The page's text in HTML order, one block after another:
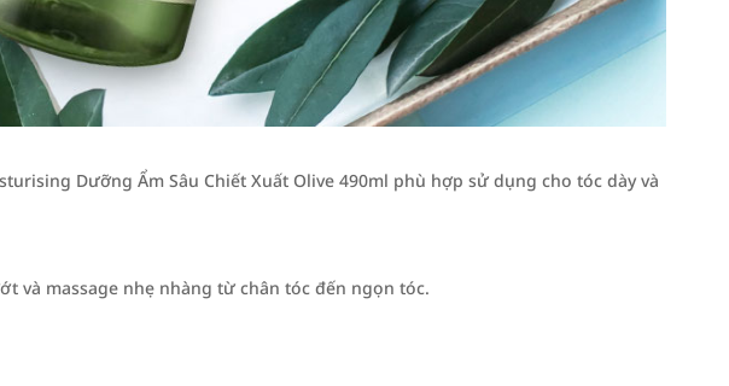
Dưỡng Ẩm Sâu Chiết Xuất Olive 490ml phù hợp sử dụng cho tóc dày và
và massage nhẹ nhàng từ chân tóc đến ngọn tóc.